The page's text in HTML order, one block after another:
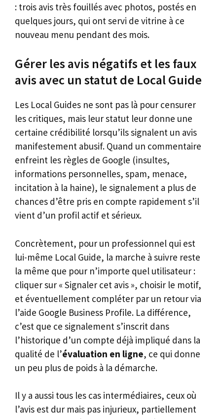
: trois avis très fouillés avec photos, postés en
quelques jours, qui ont servi de vitrine à ce
nouveau menu pendant des mois.
Gérer les avis négatifs et les faux
avis avec un statut de Local Guide
Les Local Guides ne sont pas là pour censurer
les critiques, mais leur statut leur donne une
certaine crédibilité lorsqu’ils signalent un avis
manifestement abusif. Quand un commentaire
enfreint les règles de Google (insultes,
informations personnelles, spam, menace,
incitation à la haine), le signalement a plus de
chances d’être pris en compte rapidement s’il
vient d’un profil actif et sérieux.
Concrètement, pour un professionnel qui est
lui-même Local Guide, la marche à suivre reste
la même que pour n’importe quel utilisateur :
cliquer sur « Signaler cet avis », choisir le motif,
et éventuellement compléter par un retour via
l’aide Google Business Profile. La différence,
c’est que ce signalement s’inscrit dans
l’historique d’un compte déjà impliqué dans la
qualité de l’évaluation en ligne, ce qui donne
un peu plus de poids à la démarche.
Il y a aussi tous les cas intermédiaires, ceux où
l’avis est dur mais pas injurieux, partiellement